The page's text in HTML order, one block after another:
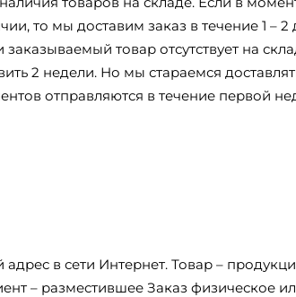
то мы доставим заказ в течение 1 – 2
товар отсутствует на
2 недели. Но мы стараемся
отправляются в течение первой
в сети Интернет. Товар –
– разместившее Заказ физическое